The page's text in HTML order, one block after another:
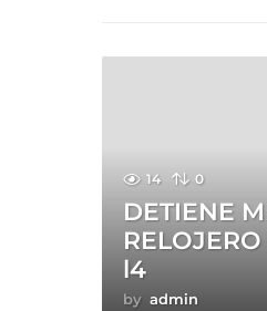
14 0
DETIENE
l4
by admin